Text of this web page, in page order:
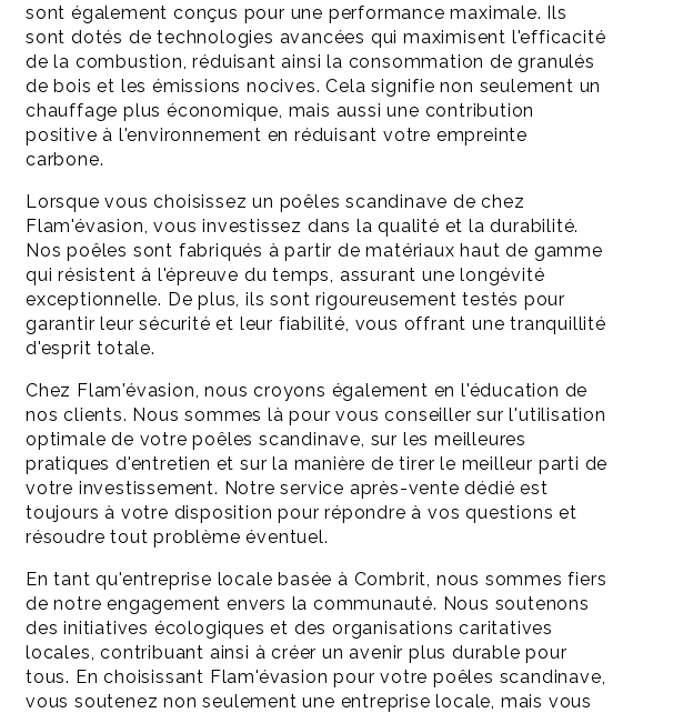
sont également conçus pour une performance maximale. Ils
sont dotés de technologies avancées qui maximisent l'efficacité
de la combustion, réduisant ainsi la consommation de granulés
de bois et les émissions nocives. Cela signifie non seulement un
chauffage plus économique, mais aussi une contribution
positive à l'environnement en réduisant votre empreinte
carbone.
Lorsque vous choisissez un poêles scandinave de chez
Flam'évasion, vous investissez dans la qualité et la durabilité.
Nos poêles sont fabriqués à partir de matériaux haut de gamme
qui résistent à l'épreuve du temps, assurant une longévité
exceptionnelle. De plus, ils sont rigoureusement testés pour
garantir leur sécurité et leur fiabilité, vous offrant une tranquillité
d'esprit totale.
Chez Flam'évasion, nous croyons également en l'éducation de
nos clients. Nous sommes là pour vous conseiller sur l'utilisation
optimale de votre poêles scandinave, sur les meilleures
pratiques d'entretien et sur la manière de tirer le meilleur parti de
votre investissement. Notre service après-vente dédié est
toujours à votre disposition pour répondre à vos questions et
résoudre tout problème éventuel.
En tant qu'entreprise locale basée à Combrit, nous sommes fiers
de notre engagement envers la communauté. Nous soutenons
des initiatives écologiques et des organisations caritatives
locales, contribuant ainsi à créer un avenir plus durable pour
tous. En choisissant Flam'évasion pour votre poêles scandinave,
vous soutenez non seulement une entreprise locale, mais vous